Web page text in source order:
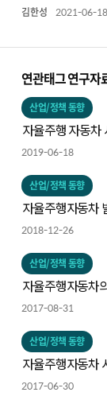
방안
김한성 2021-06-18
연관태그 연구자
산업/정책 동향
자율주행 자동차
2019-06-18
산업/정책 동향
자율주행자동차
2018-12-26
산업/정책 동향
자율주행자동차
2017-08-31
산업/정책 동향
자율주행자동차
2017-06-30